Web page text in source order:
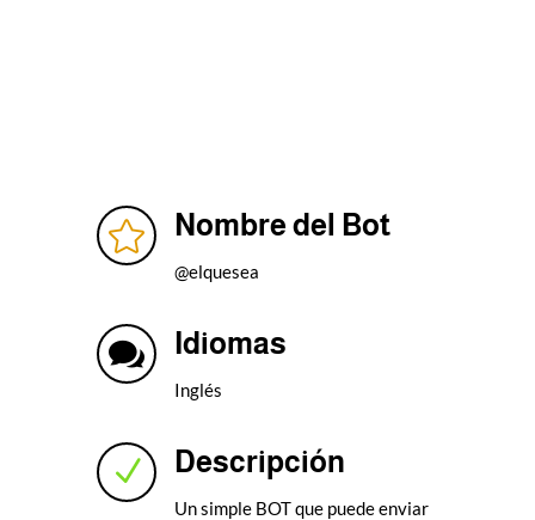
 Nombre del Bot
@elquesea
 Idiomas
Inglés
N Descripción
Un simple BOT que puede enviar